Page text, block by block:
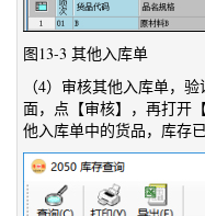
图13-3 其他入库单
（4）审核其他入库单，
面，点【审核】，再打开
他入库单中的货品，库存